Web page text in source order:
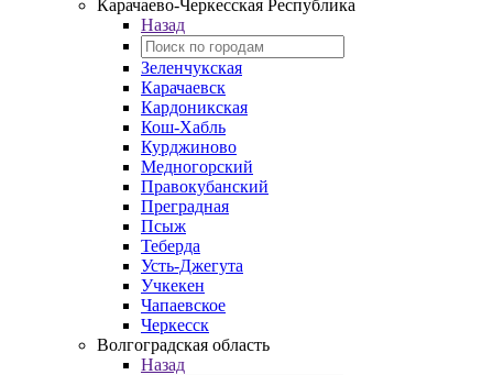
Карачаево-Черкесская Республика
Назад
Зеленчукская
Карачаевск
Кардоникская
Кош-Хабль
Курджиново
Медногорский
Правокубанский
Преградная
Псыж
Теберда
Усть-Джегута
Учкекен
Чапаевское
Черкесск
Волгоградская область
Назад